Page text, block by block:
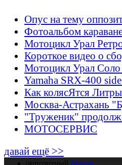
Опус на тему
Фотоальбом
Мотоцикл Урал
Короткое видео о
Мотоцикл Урал
Yamaha SRX-400
Как колясЯтся Литры
Москва-Астрахань
"Труженик"
МОТОСЕРВИС
давай ещё >>